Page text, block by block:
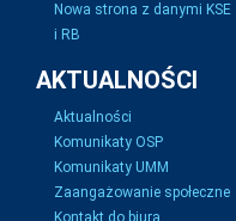
Nowa strona z danymi KSE
i RB
AKTUALNOŚCI
Aktualności
Komunikaty OSP
Komunikaty UMM
Zaangażowanie społeczne
Kontakt do biura